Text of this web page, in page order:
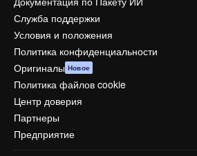
Служба поддержки
Условия и положения
Политика конфиденциальности
Оригиналы Новое
Политика файлов cookie
Центр доверия
Партнеры
Предприятие